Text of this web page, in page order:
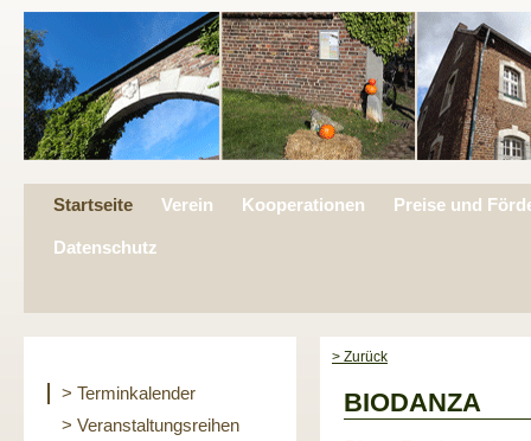
Startseite Verein Kooperationen Preise und
Datenschutz
> Terminkalender
> Veranstaltungsreihen
> Zurück
BIODANZA